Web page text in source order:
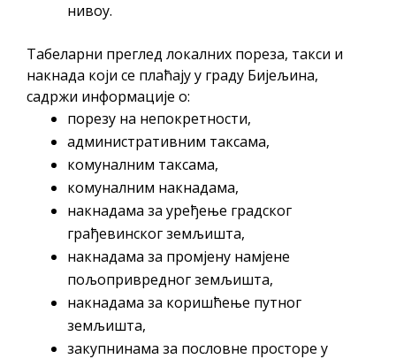
нивоу.
Табеларни преглед локалних пореза, такси и
накнада који се плаћају у граду Бијељина,
садржи информације о:
порезу на непокретности,
административним таксама,
комуналним таксама,
комуналним накнадама,
накнадама за уређење градског
грађевинског земљишта,
накнадама за промјену намјене
пољопривредног земљишта,
накнадама за коришћење путног
земљишта,
закупнинама за пословне просторе у